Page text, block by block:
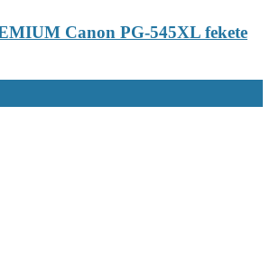
Canon PG-545XL fekete